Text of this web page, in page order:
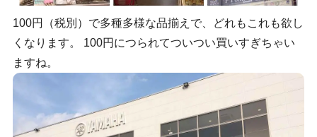
100円（税別）で多種多様な品揃えで、どれもこれも欲し
くなります。 100円につられてついつい買いすぎちゃい
ますね。